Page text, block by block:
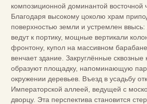
композиционной доминантой восточной
Благодаря высокому цоколю храм
поверхностью земли и устремлен
ведут к портику, мощные вертикали
фронтону, купол на массивном
венчает здание. Закруглённые сквозные
образуют площадку, напоминающую
окружении деревьев. Въезд в усадьбу
Императорской аллеей, ведущей с
дворцу. Эта перспектива становится